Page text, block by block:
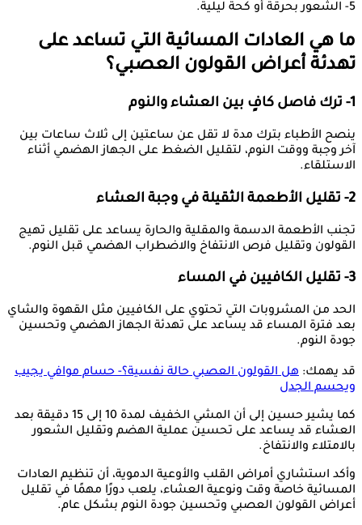
5- الشعور بحرقة أو كحة ليلية.
ما هي العادات المسائية التي تساعد على
تهدئة أعراض القولون العصبي؟
1- ترك فاصل كافٍ بين العشاء والنوم
ينصح الأطباء بترك مدة لا تقل عن ساعتين إلى ثلاث ساعات بين
آخر وجبة ووقت النوم، لتقليل الضغط على الجهاز الهضمي أثناء
الاستلقاء.
2- تقليل الأطعمة الثقيلة في وجبة العشاء
تجنب الأطعمة الدسمة والمقلية والحارة يساعد على تقليل تهيج
القولون وتقليل فرص الانتفاخ والاضطراب الهضمي قبل النوم.
3- تقليل الكافيين في المساء
الحد من المشروبات التي تحتوي على الكافيين مثل القهوة والشاي
بعد فترة المساء قد يساعد على تهدئة الجهاز الهضمي وتحسين
جودة النوم.
قد يهمك: هل القولون العصبي حالة نفسية؟- حسام موافي يجيب
ويحسم الجدل
كما يشير حسين إلى أن المشي الخفيف لمدة 10 إلى 15 دقيقة بعد
العشاء قد يساعد على تحسين عملية الهضم وتقليل الشعور
بالامتلاء والانتفاخ.
وأكد استشاري أمراض القلب والأوعية الدموية، أن تنظيم العادات
المسائية خاصة وقت ونوعية العشاء، يلعب دورًا مهمًا في تقليل
أعراض القولون العصبي وتحسين جودة النوم بشكل عام.